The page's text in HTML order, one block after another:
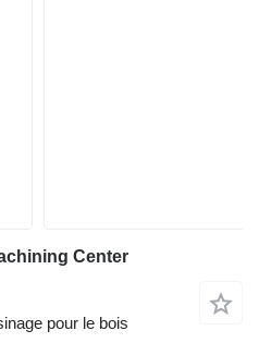
Center
pour le bois